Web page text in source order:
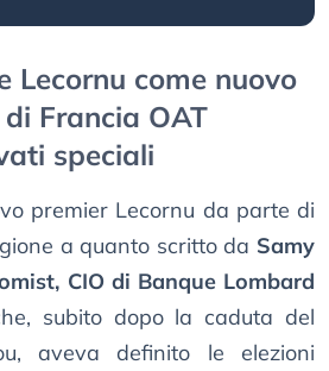
Lecornu come nuovo
Francia OAT
speciali
premier Lecornu da parte di
a quanto scritto da Samy
CIO di Banque Lombard
subito dopo la caduta del
aveva definito le elezioni